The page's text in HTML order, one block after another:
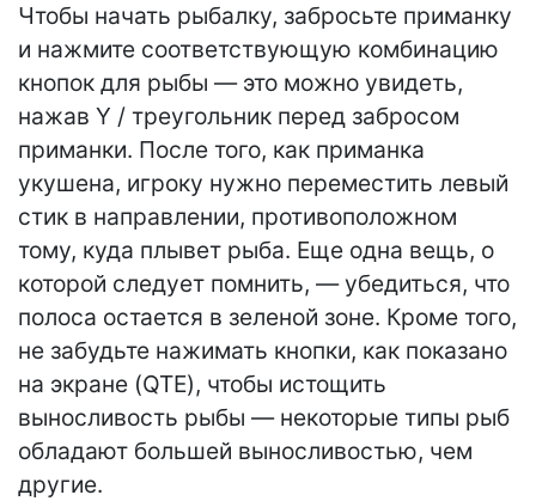
Чтобы начать рыбалку, забросьте приманку
и нажмите соответствующую комбинацию
кнопок для рыбы — это можно увидеть,
нажав Y / треугольник перед забросом
приманки. После того, как приманка
укушена, игроку нужно переместить левый
стик в направлении, противоположном
тому, куда плывет рыба. Еще одна вещь, о
которой следует помнить, — убедиться, что
полоса остается в зеленой зоне. Кроме того,
не забудьте нажимать кнопки, как показано
на экране (QTE), чтобы истощить
выносливость рыбы — некоторые типы рыб
обладают большей выносливостью, чем
другие.